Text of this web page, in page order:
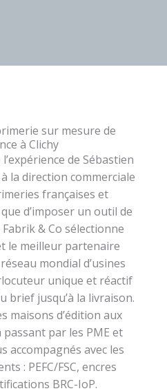
sur mesure de
à Clichy
de Sébastien
la direction commerciale
françaises et
d’imposer un outil de
& Co sélectionne
le meilleur partenaire
mondial d’usines
unique et réactif
brief jusqu’à la livraison.
maisons d’édition aux
par les PME et
accompagnés avec les
: PEFC/FSC, encres
BRC-IoP.